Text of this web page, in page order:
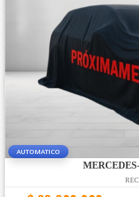
AUTOMATICO